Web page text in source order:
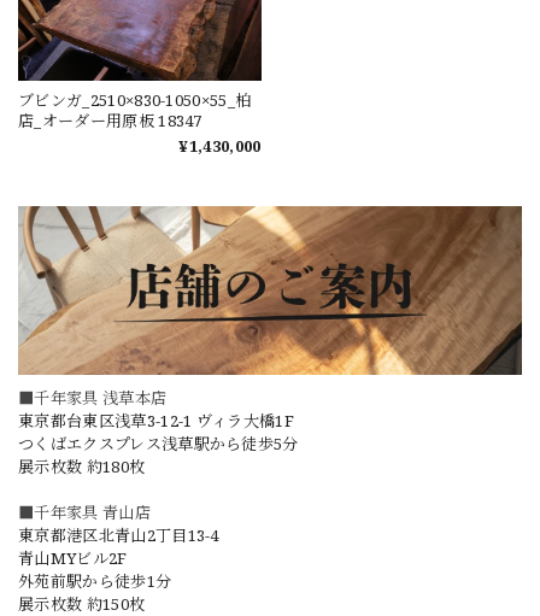
■千年家具 浅草本店
東京都台東区浅草3-12-1 ヴィラ大橋1F
つくばエクスプレス浅草駅から徒歩5分
展示枚数 約180枚
■千年家具 青山店
東京都港区北青山2丁目13-4
青山MYビル2F
外苑前駅から徒歩1分
展示枚数 約150枚
ブビンガ_2510×830-1050×55_柏
店_オーダー用原板 18347
¥1,430,000